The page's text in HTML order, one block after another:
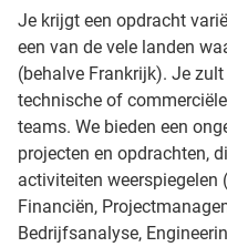
Je krijgt een opdracht
een van de vele landen
(behalve Frankrijk). Je
technische of
teams. We bieden een
projecten en opdrachten,
activiteiten
Financiën,
Bedrijfsanalyse,